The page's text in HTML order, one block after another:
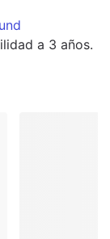
a 3 años.